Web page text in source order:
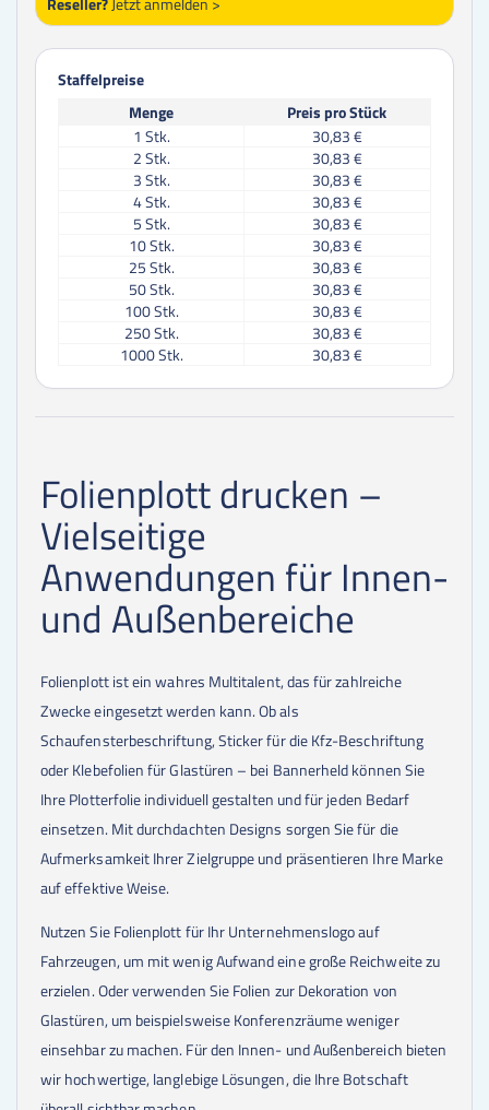
Staffelpreise
Menge
Preis pro Stück
1 Stk.
30,83 €
2Stk.
30,83 €
3Stk.
30,83 €
4Stk.
30,83 €
5Stk.
30,83 €
10Stk.
30,83 €
25Stk.
30,83 €
50Stk.
30,83 €
100Stk.
30,83 €
250Stk.
30,83 €
1000Stk. 30,83 €
Folienplott drucken –
Vielseitige
Anwendungen für Innen-
und Außenbereiche
Folienplott ist ein wahres Multitalent, das für zahlreiche
Zwecke eingesetzt werden kann. Ob als
Schaufensterbeschriftung, Sticker für die Kfz-Beschriftung
oder Klebefolien für Glastüren – bei Bannerheld können Sie
Ihre Plotterfolie individuell gestalten und für jeden Bedarf
einsetzen. Mit durchdachten Designs sorgen Sie für die
Aufmerksamkeit Ihrer Zielgruppe und präsentieren Ihre Marke
auf effektive Weise.
Nutzen Sie Folienplott für Ihr Unternehmenslogo auf
Fahrzeugen, um mit wenig Aufwand eine große Reichweite zu
erzielen. Oder verwenden Sie Folien zur Dekoration von
Glastüren, um beispielsweise Konferenzräume weniger
einsehbar zu machen. Für den Innen- und Außenbereich bieten
wir hochwertige, langlebige Lösungen, die Ihre Botschaft